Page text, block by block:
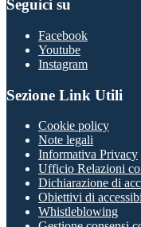
Seguici su
Facebook
Youtube
Instagram
Sezione Link Utili
Cookie policy
Note legali
Informativa Privacy
Ufficio Relazioni
Dichiarazione di
Obiettivi di
Whistleblowing